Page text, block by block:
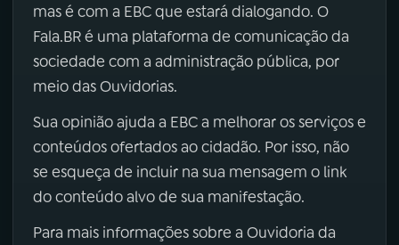
mas é com a EBC que estará dialogando. O
Fala.BR é uma plataforma de comunicação da
sociedade com a administração pública, por
meio das Ouvidorias.
Sua opinião ajuda a EBC a melhorar os serviços e
conteúdos ofertados ao cidadão. Por isso, não
se esqueça de incluir na sua mensagem o link
do conteúdo alvo de sua manifestação.
Para mais informações sobre a Ouvidoria da